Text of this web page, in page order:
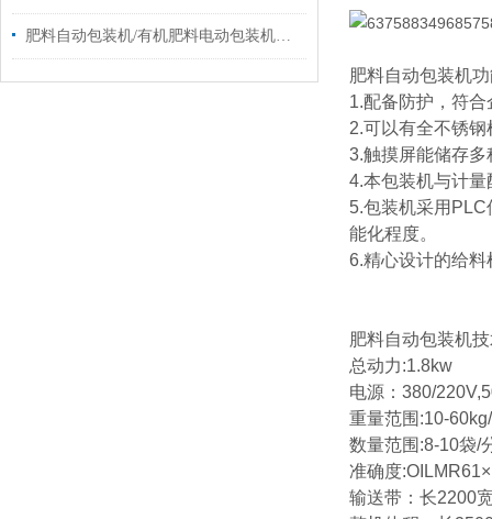
肥料自动包装机/有机肥料电动包装机定制厂家
肥料自动包装机
1.配备防护，符
2.可以有全不锈
3.触摸屏能储存
4.本包装机与计
5.包装机采用
能化程度。
6.精心设计的给
肥料自动包装机
总动力:1.8kw
电源：380/
重量范围:10-
数量范围:8-10袋/
准确度
输送带：长2200